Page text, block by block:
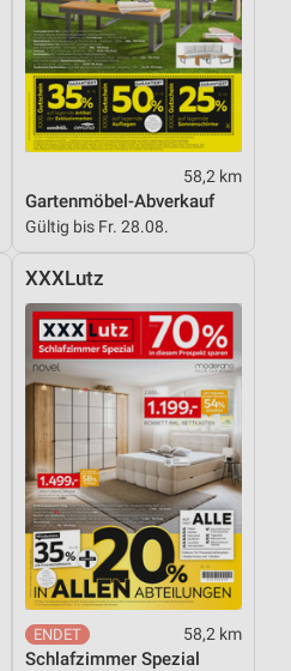
58,2 km
Gartenmöbel-Abverkauf
Gültig bis Fr. 28.08.
XXXLutz
58,2 km
Schlafzimmer Spezial